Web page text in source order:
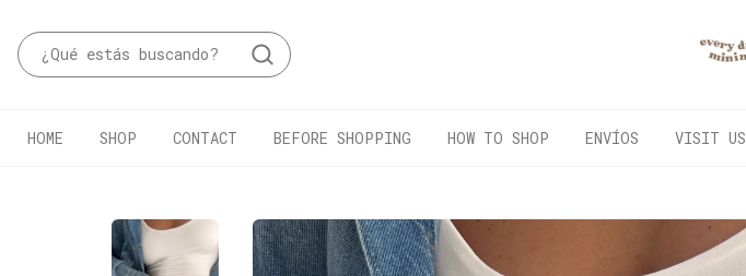
HOME SHOP CONTACT BEFORE SHOPPING HOW TO SHOP ENVÍOS VISIT US